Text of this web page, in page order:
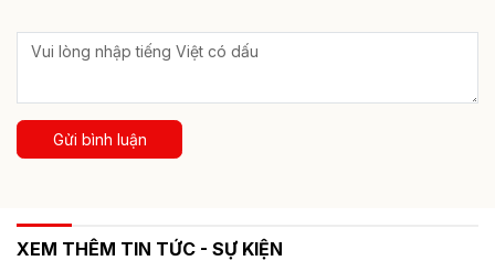
Gửi bình luận
XEM THÊM TIN TỨC - SỰ KIỆN